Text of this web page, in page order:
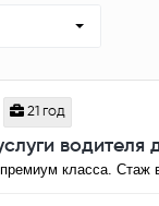
21 год
водителя
класса. Стаж